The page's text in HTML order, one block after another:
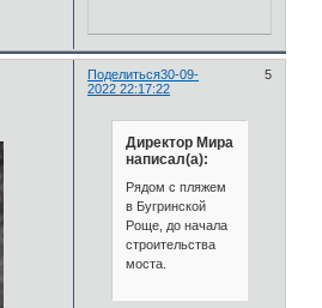
Поделиться 5
30-09-
2022 22:17:22
Директор Мира
написал(а):
Рядом с пляжем
в Бугринской
Роще, до начала
строительства
моста.